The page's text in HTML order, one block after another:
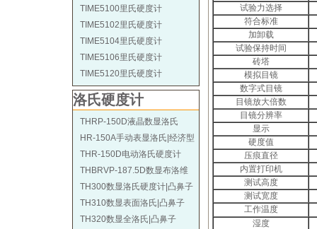
TIME5100里氏硬度计
TIME5102里氏硬度计
TIME5104里氏硬度计
TIME5106里氏硬度计
TIME5120里氏硬度计
洛氏硬度计
THRP-150D液晶数显洛氏
HR-150A手动表显洛氏|经济型
THR-150D电动洛氏硬度计
THBRVP-187.5D数显布洛维
TH300数显洛氏硬度计|凸鼻子
TH310数显表面洛氏|凸鼻子
TH320数显全洛氏|凸鼻子
试验力选择
符合标准
加卸载
试验保持时间
砖塔
模拟目镜
数字式目镜
目镜放大倍数
目镜分辨率
显示
硬度值
压痕直径
内置打印机
测试高度
测试宽度
工作温度
湿度